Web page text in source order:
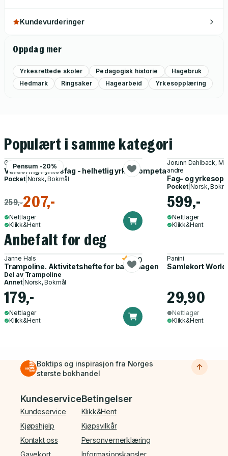
Kundevurderinger
Oppdag mer
Yrkesrettede skoler Pedagogisk historie
Hagebruk
Hedmark
Ringsaker Hagearbeid Yrkesopplæring
Populært i samme kategori
Pensum -20%
Grete Haaland
Vurdering i yrkesfag - helhetlig yrkeskompetanse
Pocket| Norsk, Bokmål
259,-207,-
Nettlager
Klikk&Hent
Jorunn Dahlback,
andre
Fag- og
Pocket| Norsk,
599,-
Nettlager
Klikk&Hent
Anbefalt for deg
Janne Hals
Trampoline. Aktivitetshefte for barnehagen
5.0
Del av Trampoline
Annet Norsk, Bokmål
179,-
Nettlager
Klikk&Hent
Panini
Samlekort
29,90
Nettlager
Klikk&Hent
Boktips og inspirasjon fra Norges
største bokhandel
Bunnmeny
Kundeservice
Kundeservice
Kjøpshjelp
Kontakt oss
Gavekort
Betingelser
Klikk&Hent
Kjøpsvilkår
Personvernerklæring
Informasjonskapsler